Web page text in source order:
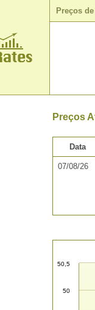
Preços
Preços
Data
07/08/26
50
50,5